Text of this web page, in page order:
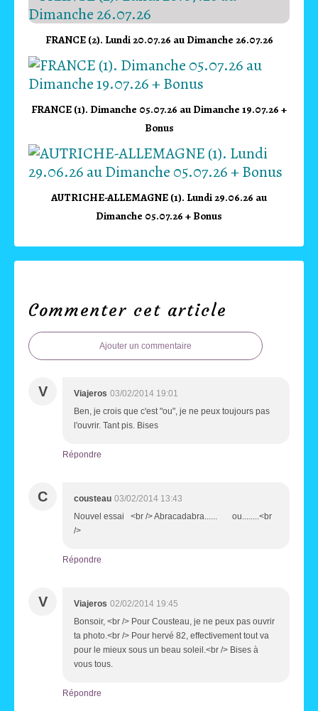
FRANCE (2). Lundi 20.07.26 au Dimanche 26.07.26
FRANCE (1). Dimanche 05.07.26 au Dimanche 19.07.26 +
Bonus
AUTRICHE-ALLEMAGNE (1). Lundi 29.06.26 au
Dimanche 05.07.26 + Bonus
Commenter cet article
Ajouter un commentaire
V Viajeros 03/02/2014 19:01
Ben, je crois que c'est "ou", je ne peux toujours pas
l'ouvrir. Tant pis. Bises
Répondre
C cousteau 03/02/2014 13:43
Nouvel essai <br /> Abracadabra...... ou........<br
/>
Répondre
V Viajeros 02/02/2014 19:45
Bonsoir, <br /> Pour Cousteau, je ne peux pas ouvrir
ta photo.<br /> Pour hervé 82, effectivement tout va
pour le mieux sous un beau soleil.<br /> Bises à
vous tous.
Répondre